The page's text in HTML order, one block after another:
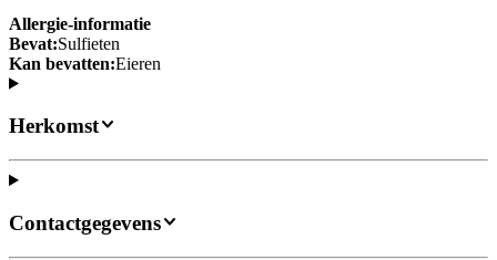
Allergie-informatie
Bevat:Sulfieten
Kan bevatten:Eieren
Herkomst
Contactgegevens